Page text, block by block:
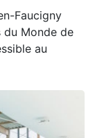
Faucigny
du Monde de
au